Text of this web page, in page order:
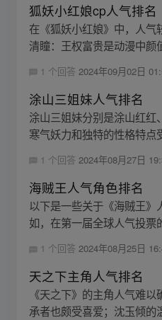
狐妖小红娘cp人气排名
在《狐妖小红娘》中，人
清瞳：王权富贵是动漫中颜
1 个回答 2024年09月02日
涂山三姐妹人气排名
涂山三姐妹分别是涂山红
寒气妖力和独特的性格特
1 个回答 2024年08月27日
海贼王人气角色排名
以下是一些关于《海贼王
如，在第一届全球人气投票
1 个回答2024年08月25日
天之下主角人气排名
《天之下》的主角人气难
承者也颇受喜爱；沈玉倾